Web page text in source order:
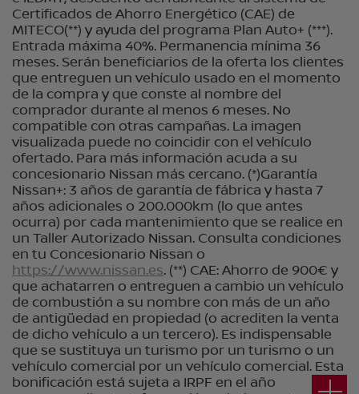
Certificados de Ahorro Energético (CAE) de
MITECO(**) y ayuda del programa Plan Auto+ (***).
Entrada máxima 40%. Permanencia mínima 36
meses. Serán beneficiarios de la oferta los clientes
que entreguen un vehículo usado en el momento
de la compra y que conste al nombre del
comprador durante al menos 6 meses. No
compatible con otras campañas. La imagen
visualizada puede no coincidir con el vehículo
ofertado. Para más información acuda a su
concesionario Nissan más cercano. (*)Garantía
Nissan+: 3 años de garantía de fábrica y hasta 7
años adicionales o 200.000km (lo que antes
ocurra) por cada mantenimiento que se realice en
un Taller Autorizado Nissan. Consulta condiciones
en tu Concesionario Nissan o
https://www.nissan.es. (**) CAE: Ahorro de 900€ y
que achatarren o entreguen a cambio un vehículo
de combustión a su nombre con más de un año
de antigüedad en propiedad (o acrediten la venta
de dicho vehículo a un tercero). Es indispensable
que se sustituya un turismo por un turismo o un
vehículo comercial por un vehículo comercial. Esta
bonificación está sujeta a IRPF en el año